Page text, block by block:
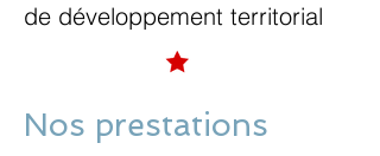
de développement territorial
Nos prestations